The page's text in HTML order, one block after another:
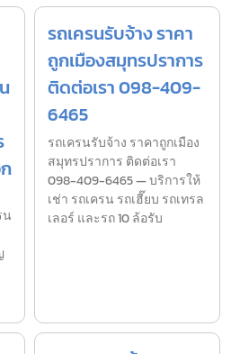
น
รถเครนรับจ้าง ราคา
ถูกเมืองสมุทรปราการ
ติดต่อเรา 098-409-
6465
รถเครนรับจ้าง ราคาถูกเมือง
สมุทรปราการ ติดต่อเรา
098-409-6465 — บริการให้
เช่า รถเครน รถเฮี๊ยบ รถเทรล
เลอร์ และรถ 10 ล้อรับ